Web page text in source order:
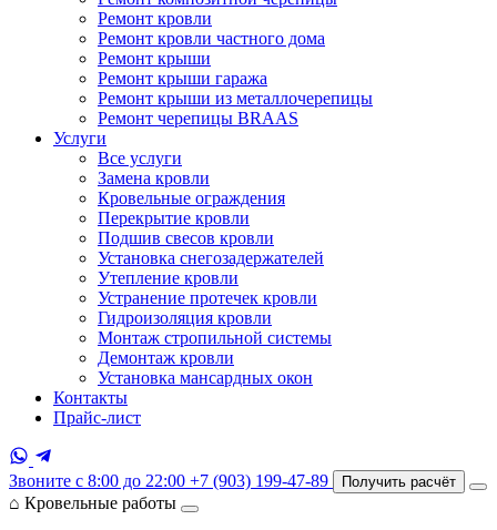
Ремонт кровли
Ремонт кровли частного дома
Ремонт крыши
Ремонт крыши гаража
Ремонт крыши из металлочерепицы
Ремонт черепицы BRAAS
Услуги
Все услуги
Замена кровли
Кровельные ограждения
Перекрытие кровли
Подшив свесов кровли
Установка снегозадержателей
Утепление кровли
Устранение протечек кровли
Гидроизоляция кровли
Монтаж стропильной системы
Демонтаж кровли
Установка мансардных окон
Контакты
Прайс-лист
Звоните с 8:00 до 22:00 +7 (903) 199-47-89 Получить расчёт
⌂ Кровельные работы